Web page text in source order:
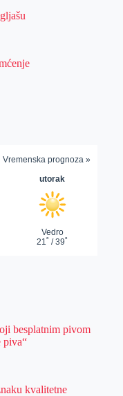
besplatnim pivom
piva“
kvalitetne